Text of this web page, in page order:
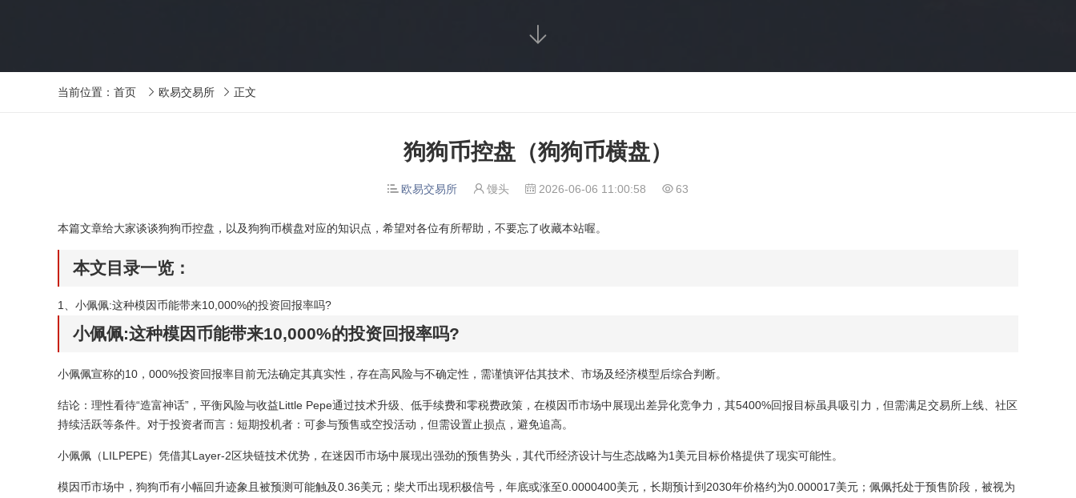

当前位置： 首页  欧易交易所  正文
狗狗币控盘（狗狗币横盘）
 欧易交易所  馒头  2026-06-06 11:00:58  63
本篇文章给大家谈谈狗狗币控盘，以及狗狗币横盘对应的知识点，希望对各位有所帮助，不要忘了收藏本站喔。
本文目录一览：
1、 小佩佩:这种模因币能带来10,000%的投资回报率吗?
小佩佩:这种模因币能带来10,000%的投资回报率吗?
小佩佩宣称的10，000%投资回报率目前无法确定其真实性，存在高风险与不确定性，需谨慎评估其技术、市场及经济模型后综合判断。
结论：理性看待“造富神话”，平衡风险与收益Little Pepe通过技术升级、低手续费和零税费政策，在模因币市场中展现出差异化竞争力，其5400%回报目标虽具吸引力，但需满足交易所上线、社区
持续活跃等条件。对于投资者而言：短期投机者：可参与预售或空投活动，但需设置止损点，避免追高。
小佩佩（LILPEPE）凭借其Layer-2区块链技术优势，在迷因币市场中展现出强劲的预售势头，其代币经济设计与生态战略为1美元目标价格提供了现实可能性。
模因币市场中，狗狗币有小幅回升迹象且被预测可能触及0.36美元；柴犬币出现积极信号，年底或涨至0.0000400美元，长期预计到2030年价格约为0.000017美元；佩佩托处于预售阶段，被视为